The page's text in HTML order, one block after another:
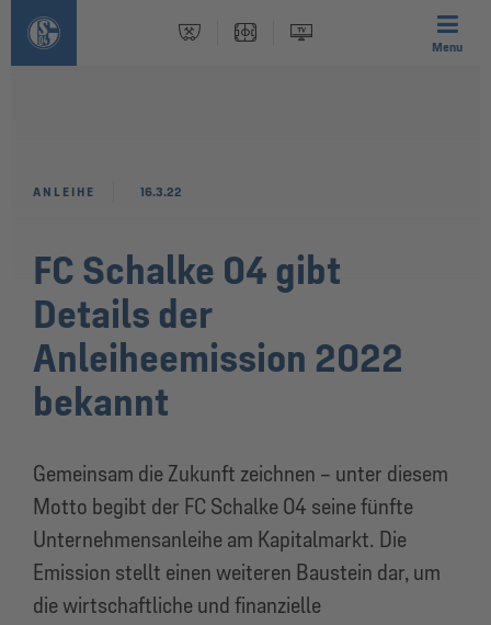
Menu
FC Schalke 04 gibt
Details der
Anleiheemission 2022
bekannt
Gemeinsam die Zukunft zeichnen – unter diesem
Motto begibt der FC Schalke 04 seine fünfte
Unternehmensanleihe am Kapitalmarkt. Die
Emission stellt einen weiteren Baustein dar, um
die wirtschaftliche und finanzielle
ANLEIHE 16.3.22